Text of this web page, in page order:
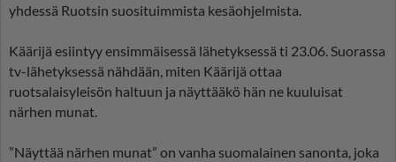
yhdessä Ruotsin suosituimmista kesäohjelmista.
Käärijä esiintyy ensimmäisessä lähetyksessä ti 23.06. Suorassa
tv-lähetyksessä nähdään, miten Käärijä ottaa
ruotsalaisyleisön haltuun ja näyttääkö hän ne kuuluisat
närhen munat.
”Näyttää närhen munat” on vanha suomalainen sanonta, joka